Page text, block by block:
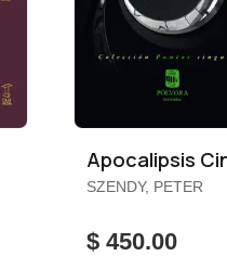
Apocalipsis
SZENDY, PETER
$ 450.00